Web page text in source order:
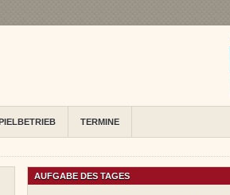
TERMINE
AUFGABE DES TAGES